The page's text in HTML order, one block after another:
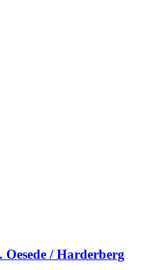
/ Harderberg